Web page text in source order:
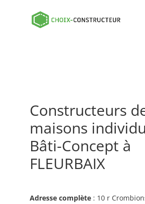
Constructeurs
maisons
Bâti-Concept à
FLEURBAIX
Adresse complète: 10 r